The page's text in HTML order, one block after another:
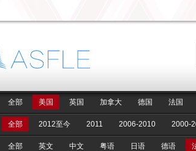
全部 美国 英国 加拿大 德国 法国
全部 2012至今 2011 2006-2010 2000-
全部 英文 中文 粤语 日语 德语